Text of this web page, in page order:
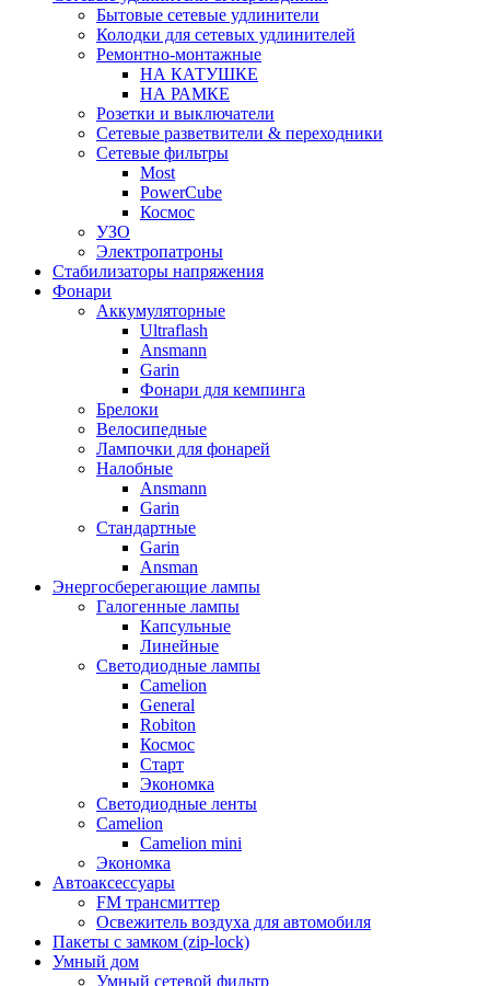
Бытовые сетевые удлинители
Колодки для сетевых удлинителей
Ремонтно-монтажные
НА КАТУШКЕ
НА РАМКЕ
Розетки и выключатели
Сетевые разветвители & переходники
Сетевые фильтры
Most
PowerCube
Космос
УЗО
Электропатроны
Стабилизаторы напряжения
Фонари
Аккумуляторные
Ultraflash
Ansmann
Garin
Фонари для кемпинга
Брелоки
Велосипедные
Лампочки для фонарей
Налобные
Ansmann
Garin
Стандартные
Garin
Ansman
Энергосберегающие лампы
Галогенные лампы
Капсульные
Линейные
Светодиодные лампы
Camelion
General
Robiton
Космос
Старт
Экономка
Светодиодные ленты
Camelion
Camelion mini
Экономка
Автоаксессуары
FM трансмиттер
Освежитель воздуха для автомобиля
Пакеты с замком (zip-lock)
Умный дом
Умный сетевой фильтр